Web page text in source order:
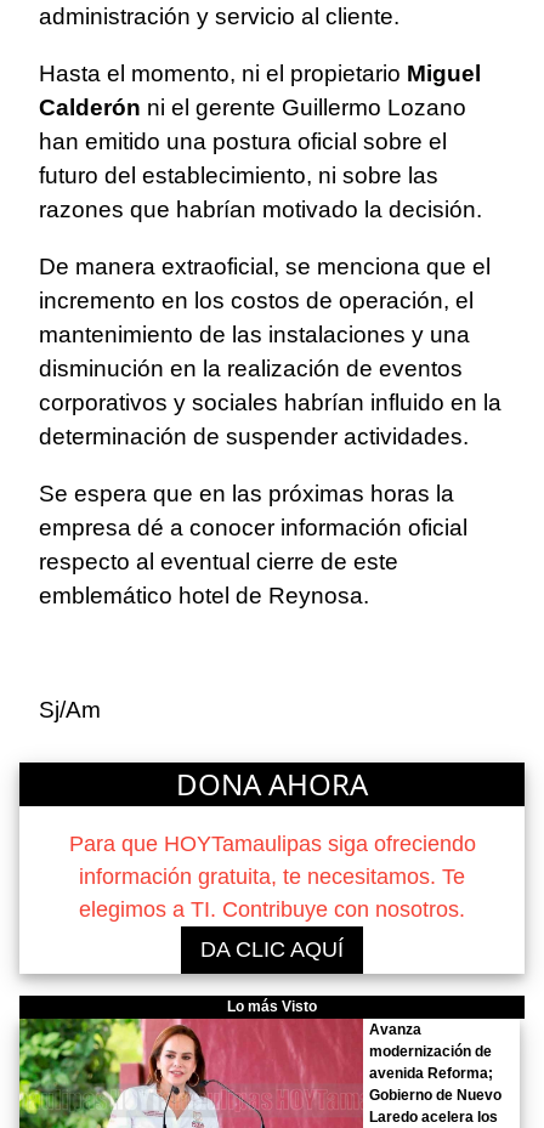
administración y servicio al cliente.
Hasta el momento, ni el propietario Miguel
Calderón ni el gerente Guillermo Lozano
han emitido una postura oficial sobre el
futuro del establecimiento, ni sobre las
razones que habrían motivado la decisión.
De manera extraoficial, se menciona que el
incremento en los costos de operación, el
mantenimiento de las instalaciones y una
disminución en la realización de eventos
corporativos y sociales habrían influido en la
determinación de suspender actividades.
Se espera que en las próximas horas la
empresa dé a conocer información oficial
respecto al eventual cierre de este
emblemático hotel de Reynosa.
Sj/Am
DONA AHORA
Para que HOYTamaulipas siga ofreciendo
información gratuita, te necesitamos. Te
elegimos a TI. Contribuye con nosotros.
DA CLIC AQUÍ
Lo más Visto
Avanza
modernización de
avenida Reforma;
Gobierno de Nuevo
Laredo acelera los